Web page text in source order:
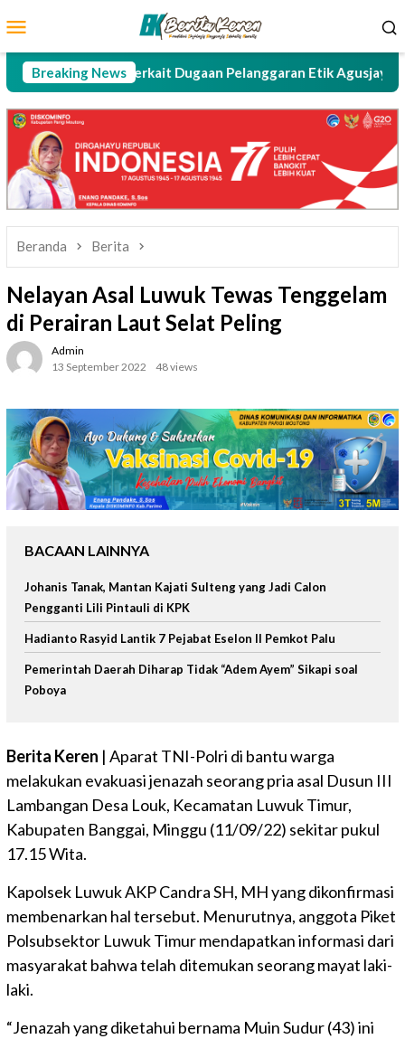
ke
Mobile
Breaking News
Kejati Sulteng terkait Dugaan Pelanggaran Etik Agusjayanto?
Beranda Berita
Nelayan Asal Luwuk Tewas Tenggelam
di Perairan Laut Selat Peling
Admin
13 September 2022
48 views
BACAAN LAINNYA
Johanis Tanak, Mantan Kajati Sulteng yang Jadi Calon
Pengganti Lili Pintauli di KPK
Hadianto Rasyid Lantik 7 Pejabat Eselon II Pemkot Palu
Pemerintah Daerah Diharap Tidak “Adem Ayem” Sikapi soal
Poboya
Berita Keren | Aparat TNI-Polri di bantu warga
melakukan evakuasi jenazah seorang pria asal Dusun III
Lambangan Desa Louk, Kecamatan Luwuk Timur,
Kabupaten Banggai, Minggu (11/09/22) sekitar pukul
17.15 Wita.
Kapolsek Luwuk AKP Candra SH, MH yang dikonfirmasi
membenarkan hal tersebut. Menurutnya, anggota Piket
Polsubsektor Luwuk Timur mendapatkan informasi dari
masyarakat bahwa telah ditemukan seorang mayat laki-
laki.
“Jenazah yang diketahui bernama Muin Sudur (43) ini